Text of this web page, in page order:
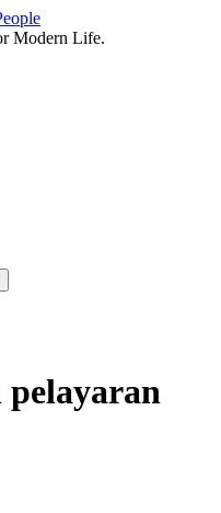
Modern Life.
pelayaran